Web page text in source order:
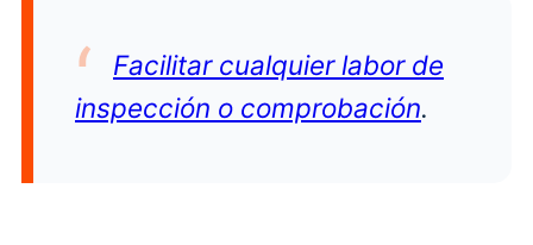
Facilitar cualquier labor de
inspección o comprobación.